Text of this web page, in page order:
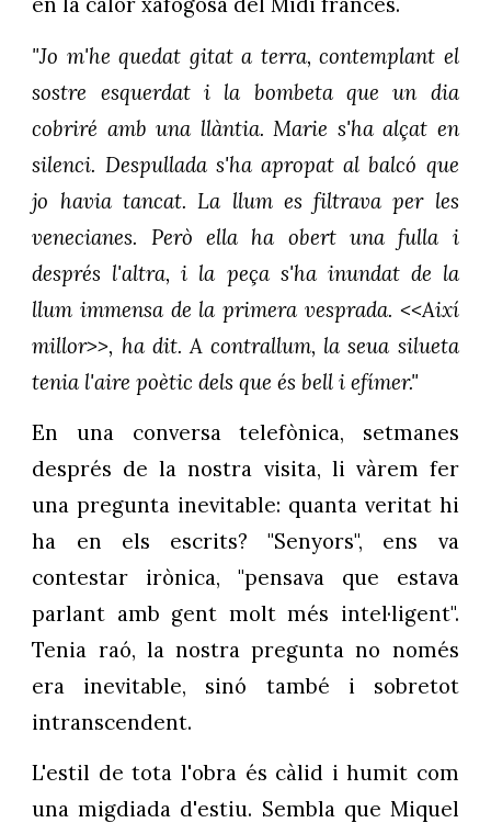
"Jo m'he quedat gitat a terra, contemplant el
sostre esquerdat i la bombeta que un dia
cobriré amb una llàntia. Marie s'ha alçat en
silenci. Despullada s'ha apropat al balcó que
jo havia tancat. La llum es filtrava per les
venecianes. Però ella ha obert una fulla i
després l'altra, i la peça s'ha inundat de la
llum immensa de la primera vesprada. <<Així
millor>>, ha dit. A contrallum, la seua silueta
tenia l'aire poètic dels que és bell i efímer."
En una conversa telefònica, setmanes
després de la nostra visita, li vàrem fer
una pregunta inevitable: quanta veritat hi
ha en els escrits? "Senyors", ens va
contestar irònica, "pensava que estava
parlant amb gent molt més intel·ligent".
Tenia raó, la nostra pregunta no només
era inevitable, sinó també i sobretot
intranscendent.
L'estil de tota l'obra és càlid i humit com
una migdiada d'estiu. Sembla que Miquel